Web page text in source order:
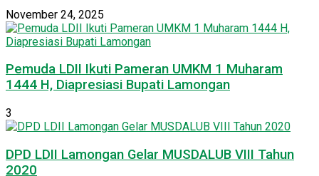
November 24, 2025
Pemuda LDII Ikuti Pameran UMKM 1 Muharam
1444 H, Diapresiasi Bupati Lamongan
3
DPD LDII Lamongan Gelar MUSDALUB VIII Tahun
2020